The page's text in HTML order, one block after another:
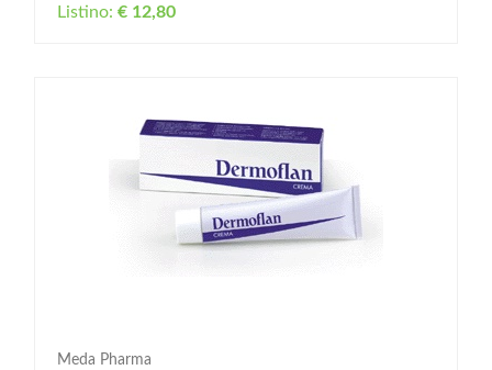
Listino: € 12,80
Meda Pharma